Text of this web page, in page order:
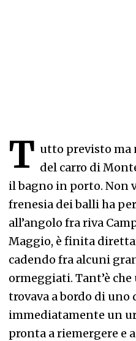
T utto previsto ma
del carro di
il bagno in porto. Non
frenesia dei balli ha
all’angolo fra riva
Maggio, è finita
cadendo fra alcuni
ormeggiati. Tant’è
trovava a bordo di uno
immediatamente un
pronta a riemergere e